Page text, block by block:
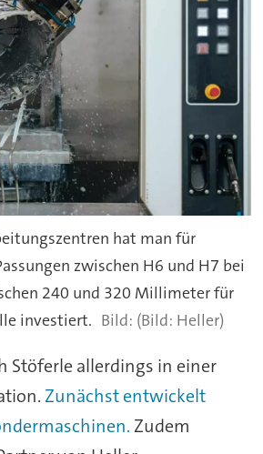
hat man für
zwischen H6 und H7 bei
240 und 320 Millimeter für
investiert.
(Bild: Heller)
Stöferle allerdings in einer
Zunächst entwickelt
Zudem